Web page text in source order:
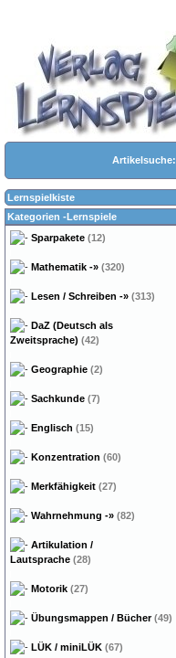
Artikelsuche:
Lernspielkiste
Kategorien -Lernspiele
Sparpakete (12)
Mathematik -» (320)
Lesen / Schreiben -» (313)
DaZ (Deutsch als
Zweitsprache) (42)
Geographie (2)
Sachkunde (7)
Englisch (15)
Konzentration (60)
Merkfähigkeit (27)
Wahrnehmung -» (82)
Artikulation /
Lautsprache (28)
Motorik (27)
Übungsmappen / Bücher(49)
LÜK / miniLÜK (67)